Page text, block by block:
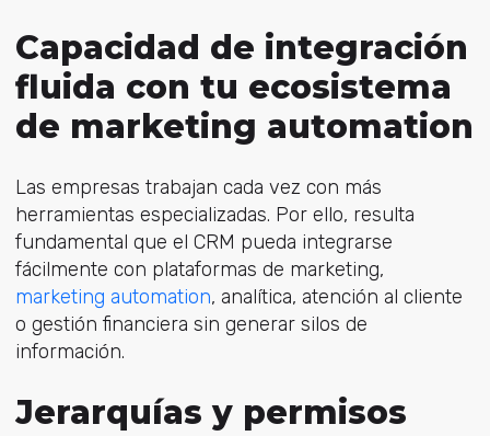
Capacidad de integración
fluida con tu ecosistema
de marketing automation
Las empresas trabajan cada vez con más
herramientas especializadas. Por ello, resulta
fundamental que el CRM pueda integrarse
fácilmente con plataformas de marketing,
marketing automation, analítica, atención al cliente
o gestión financiera sin generar silos de
información.
Jerarquías y permisos